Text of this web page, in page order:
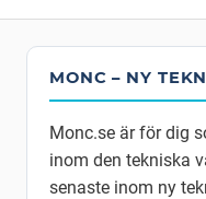
MONC – NY
Monc.se är för dig
inom den tekniska
senaste inom ny